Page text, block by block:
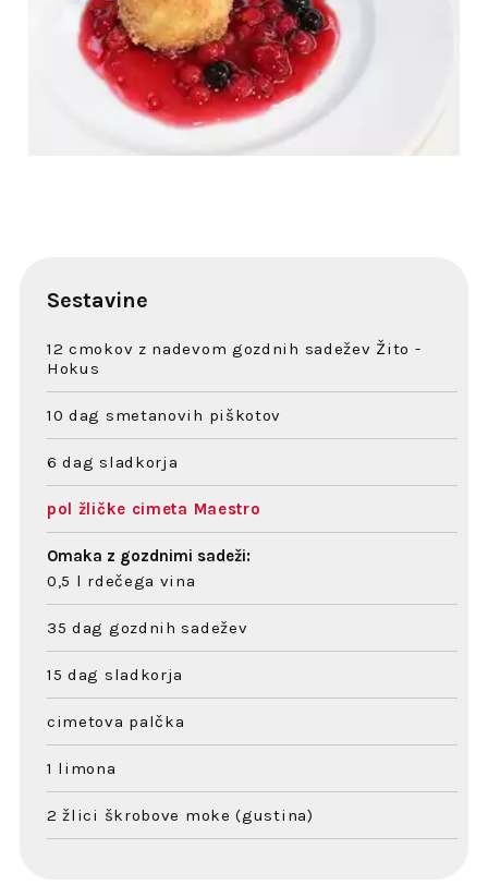
Sestavine
12 cmokov z nadevom gozdnih sadežev Žito -
Hokus
10 dag smetanovih piškotov
6 dag sladkorja
pol žličke cimeta Maestro
Omaka z gozdnimi sadeži:
0,5 l rdečega vina
35 dag gozdnih sadežev
15 dag sladkorja
cimetova palčka
1 limona
2 žlici škrobove moke (gustina)